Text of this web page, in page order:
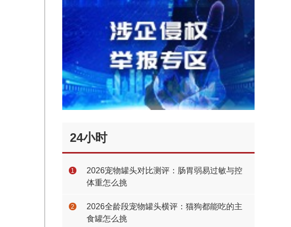
24小时
1
2026宠物罐头对比测评：肠胃弱易过敏与控
体重怎么挑
2
2026全龄段宠物罐头横评：猫狗都能吃的主
食罐怎么挑